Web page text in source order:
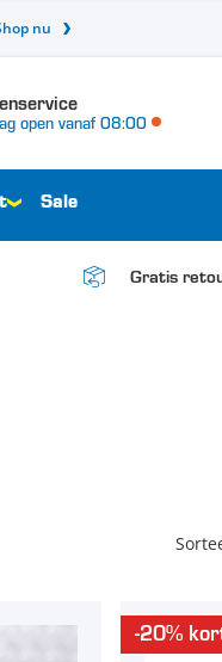
nu
open vanaf 08:00
Sale
Gratis
-20%